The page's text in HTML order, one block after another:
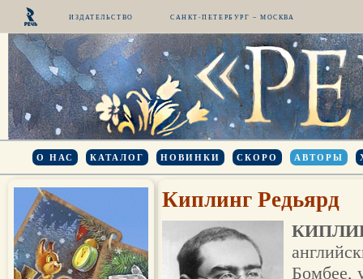
ИЗДАТЕЛЬСТВО САНКТ-ПЕТЕРБУРГ – МОСКВА
О НАС КАТАЛОГ НОВИНКИ СКОРО АВТОРЫ
Киплинг Редьярд
Бомбее,